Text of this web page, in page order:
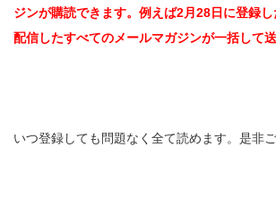
ジンが購読できます。例えば2月28日に登録
配信したすべてのメールマガジンが一括して
いつ登録しても問題なく全て読めます。是非ご